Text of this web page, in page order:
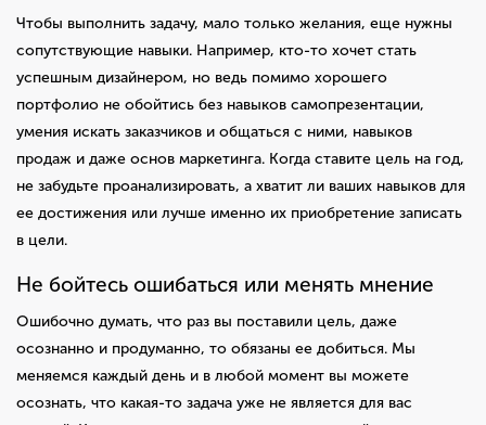
Чтобы выполнить задачу, мало только желания, еще нужны
сопутствующие навыки. Например, кто-то хочет стать
успешным дизайнером, но ведь помимо хорошего
портфолио не обойтись без навыков самопрезентации,
умения искать заказчиков и общаться с ними, навыков
продаж и даже основ маркетинга. Когда ставите цель на год,
не забудьте проанализировать, а хватит ли ваших навыков для
ее достижения или лучше именно их приобретение записать
в цели.
Не бойтесь ошибаться или менять мнение
Ошибочно думать, что раз вы поставили цель, даже
осознанно и продуманно, то обязаны ее добиться. Мы
меняемся каждый день и в любой момент вы можете
осознать, что какая-то задача уже не является для вас